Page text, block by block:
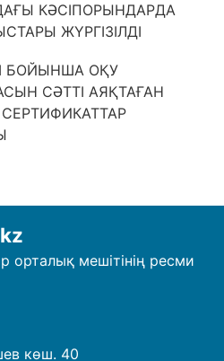
КӘСІПОРЫНДАРДА
ЖҮРГІЗІЛДІ
БОЙЫНША ОҚУ
СӘТТІ АЯҚТАҒАН
орталық мешітінің ресми
көш. 40